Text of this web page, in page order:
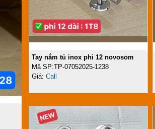
Tay nắm tủ inox phi 12 novosom
Mã SP:TP-07052025-1238
Giá: Call